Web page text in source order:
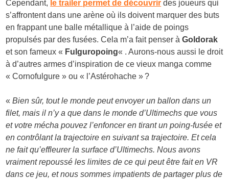
Cependant, le trailer permet de découvrir des joueurs qui
s’affrontent dans une arène où ils doivent marquer des buts
en frappant une balle métallique à l’aide de poings
propulsés par des fusées. Cela m’a fait penser àGoldorak
et son fameux « Fulguropoing« . Aurons-nous aussi le droit
à d’autres armes d’inspiration de ce vieux manga comme
« Cornofulgure » ou « l’Astérohache » ?
«Bien sûr, tout le monde peut envoyer un ballon dans un
filet, mais il n’y a que dans le monde d’Ultimechs que vous
et votre mécha pouvez l’enfoncer en tirant un poing-fusée et
en contrôlant la trajectoire en suivant sa trajectoire. Et cela
ne fait qu’effleurer la surface d’Ultimechs. Nous avons
vraiment repoussé les limites de ce qui peut être fait en VR
dans ce jeu, et nous sommes impatients de partager plus de